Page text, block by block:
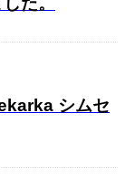
シムセ